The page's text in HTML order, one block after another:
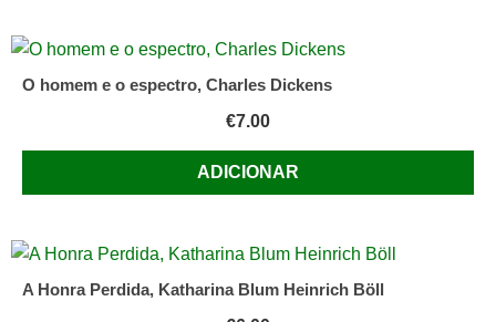
O homem e o espectro, Charles Dickens
€7.00
ADICIONAR
A Honra Perdida, Katharina Blum Heinrich Böll